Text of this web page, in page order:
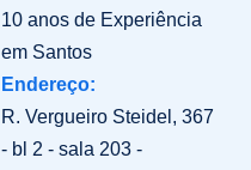
10 anos de Experiência
em Santos
Endereço:
R. Vergueiro Steidel, 367
- bl 2 - sala 203 -